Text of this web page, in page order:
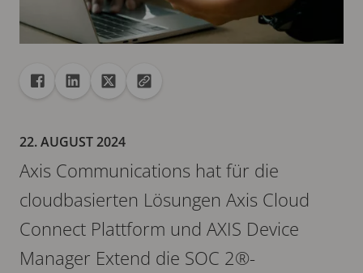
Freigabe
Teilen auf Facebook
Teilen auf Linkedin
Teilen auf XURL in die Zwischenablage kopieren
22. AUGUST 2024
Axis Communications hat für die
cloudbasierten Lösungen Axis Cloud
Connect Plattform und AXIS Device
Manager Extend die SOC 2®-